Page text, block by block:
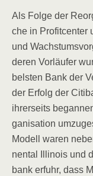
Als Fol­ge der
che in Pro­fit­cen­ter
und
deren Vor­läu­fer
bels­ten Bank der
der Erfolg der
ihrer­seits
ga­ni­sa­ti­on
Modell waren
nen­tal Illi­nois und
bank erfuhr, dass